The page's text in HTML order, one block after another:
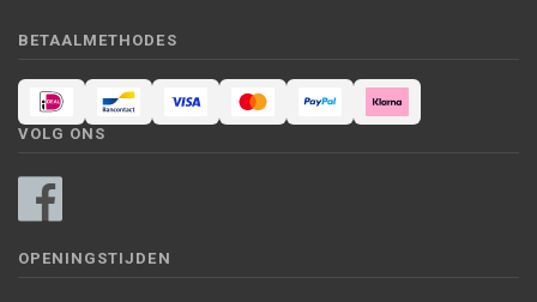
BETAALMETHODES
VOLG ONS
OPENINGSTIJDEN